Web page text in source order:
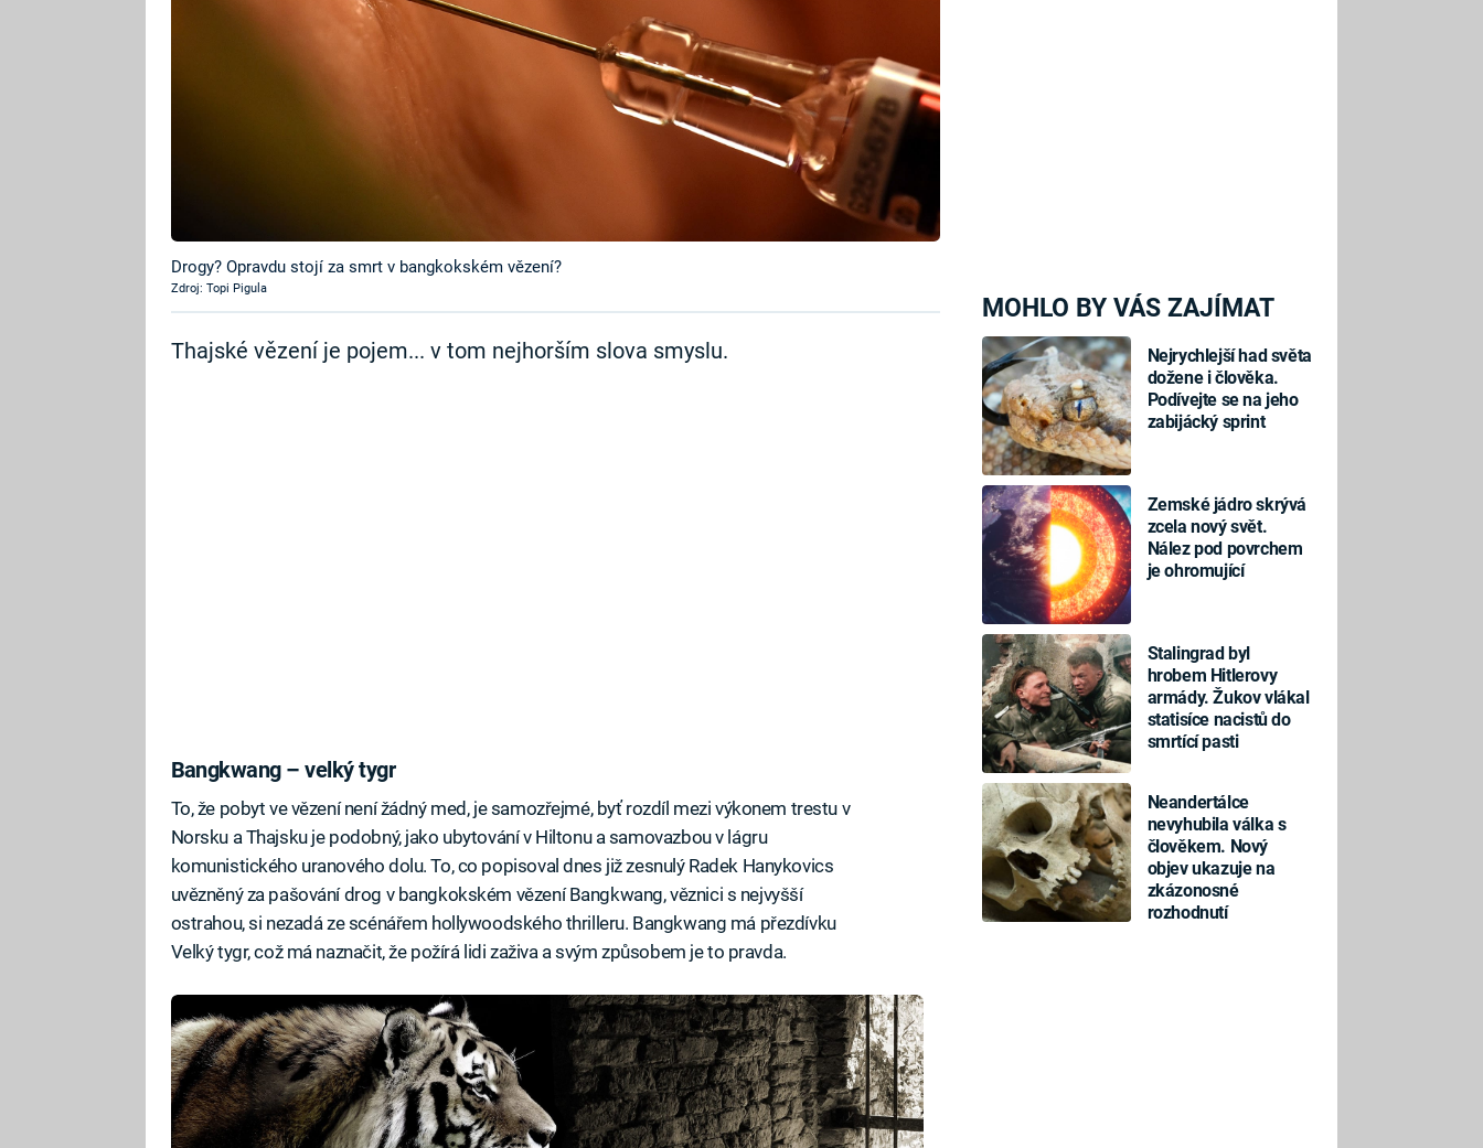
MOHLO BY VÁS ZAJÍMAT
Nejrychlejší had světa
dožene i člověka.
Podívejte se na jeho
zabijácký sprint
Zemské jádro skrývá
zcela nový svět.
Nález pod povrchem
je ohromující
Stalingrad byl
hrobem Hitlerovy
armády. Žukov vlákal
statisíce nacistů do
smrtící pasti
Neandertálce
nevyhubila válka s
člověkem. Nový
objev ukazuje na
zkázonosné
rozhodnutí
Drogy? Opravdu stojí za smrt v bangkokském vězení?
Zdroj: Topi Pigula
Thajské vězení je pojem... v tom nejhorším slova smyslu.
Bangkwang – velký tygr
To, že pobyt ve vězení není žádný med, je samozřejmé, byť rozdíl mezi výkonem trestu v
Norsku a Thajsku je podobný, jako ubytování v Hiltonu a samovazbou v lágru
komunistického uranového dolu. To, co popisoval dnes již zesnulý Radek Hanykovics
uvězněný za pašování drog v bangkokském vězení Bangkwang, věznici s nejvyšší
ostrahou, si nezadá ze scénářem hollywoodského thrilleru. Bangkwang má přezdívku
Velký tygr, což má naznačit, že požírá lidi zaživa a svým způsobem je to pravda.